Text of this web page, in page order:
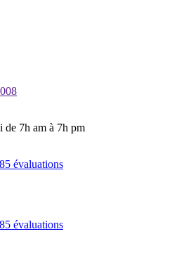
de 7h am à 7h pm
évaluations
évaluations